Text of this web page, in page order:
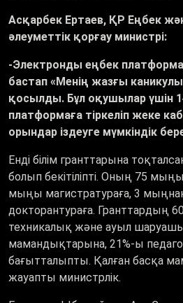
Асқарбек Ертаев, ҚР Еңбек
әлеуметтік қорғау министрі:
-Электронды еңбек
бастап «Менің жазғы
қосылды. Бұл оқушылар үшін
платформаға тіркеліп жеке
орындар іздеуге мүмкіндік
Енді білім гранттарына
болып бекітіліпті. Оның 75
мыңы магистратураға, 3
докторантураға. Гранттардың
техникалық және ауыл
мамандықтарына, 21%-ы
бағытталыпты. Қалған басқа
жауапты министрлік.